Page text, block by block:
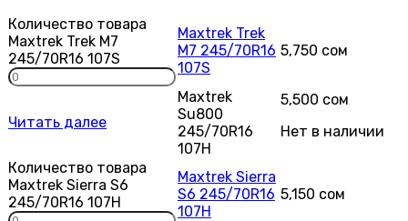
Количество товара
Maxtrek Trek M7
245/70R16 107S
Maxtrek Trek
M7 245/70R16
107S
5,750 сом
Читать далее
Maxtrek
Su800
245/70R16
107H
5,500 сом
Нет в наличии
Количество товара
Maxtrek Sierra S6
245/70R16 107H
Maxtrek Sierra
S6 245/70R16
107H
5,150 сом